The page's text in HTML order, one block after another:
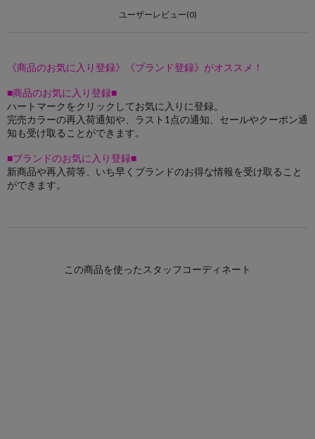
ユーザーレビュー(0)
《商品のお気に入り登録》《ブランド登録》がオススメ！
■商品のお気に入り登録■
ハートマークをクリックしてお気に入りに登録。
完売カラーの再入荷通知や、ラスト1点の通知、セールやクーポン通
知も受け取ることができます。
■ブランドのお気に入り登録■
新商品や再入荷等、いち早くブランドのお得な情報を受け取ること
ができます。